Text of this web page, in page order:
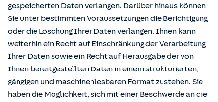
gespeicherten Daten verlangen. Darüber hinaus können
Sie unter bestimmten Voraussetzungen die Berichtigung
oder die Löschung Ihrer Daten verlangen. Ihnen kann
weiterhin ein Recht auf Einschränkung der Verarbeitung
Ihrer Daten sowie ein Recht auf Herausgabe der von
Ihnen bereitgestellten Daten in einem strukturierten,
gängigen und maschinenlesbaren Format zustehen. Sie
haben die Möglichkeit, sich mit einer Beschwerde an die